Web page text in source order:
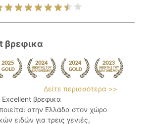
βρεφικα
Δείτε περισσότερα >>
Excellent βρεφικα
στην Ελλάδα στον χώρο
ειδών για τρεις γενιές,